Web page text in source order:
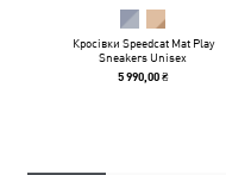
Кросівки Speedcat Mat Play
Sneakers Unisex
5 990,00 ₴